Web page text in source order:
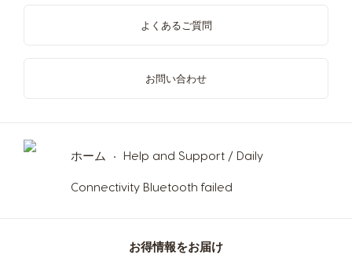
よくあるご質問
お問い合わせ
ホーム Help and Support / Daily
Connectivity Bluetooth failed
お得情報をお届け